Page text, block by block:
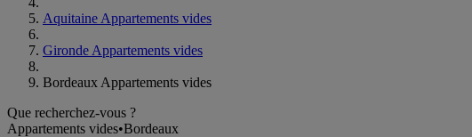
Aquitaine Appartements vides
Gironde Appartements vides
Bordeaux Appartements vides
Que recherchez-vous ?
Appartements vides•Bordeaux